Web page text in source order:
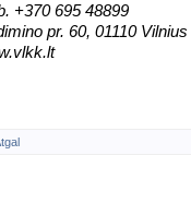
+370 695 48899
pr. 60, 01110 Vilnius